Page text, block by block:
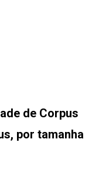
de Corpus
por tamanha